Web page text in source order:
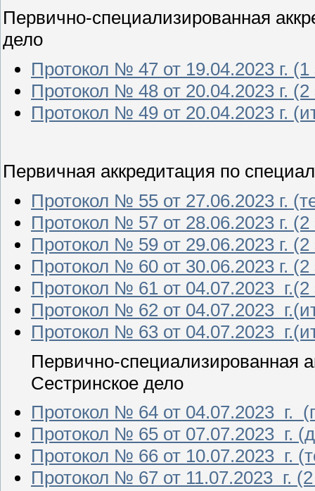
Первично-специализированная
дело
Протокол № 47 от 19.04.2023 г. (1
Протокол № 48 от 20.04.2023 г. (2
Протокол № 49 от 20.04.2023 г.
Первичная аккредитация по
Протокол № 55 от 27.06.2023 г.
Протокол № 57 от 28.06.2023 г. (2
Протокол № 59 от 29.06.2023 г. (2
Протокол № 60 от 30.06.2023 г. (2
Протокол № 61 от 04.07.2023 г.(2
Протокол № 62 от 04.07.2023
Протокол № 63 от 04.07.2023
Первично-специализированная
Сестринское дело
Протокол № 64 от 04.07.2023 г.
Протокол № 65 от 07.07.2023 г.
Протокол № 66 от 10.07.2023 г.
Протокол № 67 от 11.07.2023 г.